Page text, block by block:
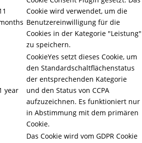
Cookie wird verwendet, um die
Benutzereinwilligung für die
Cookies in der Kategorie "Leistung"
zu speichern.
year
CookieYes setzt dieses Cookie, um
den Standardschaltflächenstatus
der entsprechenden Kategorie
und den Status von CCPA
aufzuzeichnen. Es funktioniert nur
in Abstimmung mit dem primären
Cookie.
Das Cookie wird vom GDPR Cookie